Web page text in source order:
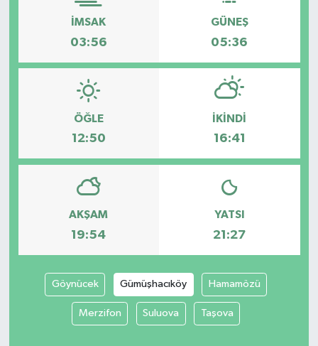
İMSAK
03:56
GÜNEŞ
05:36
ÖĞLE
12:50
İKINDI
16:41
AKŞAM
19:54
YATSI
21:27
Göynücek Gümüşhacıköy Hamamözü
Merzifon Suluova Taşova